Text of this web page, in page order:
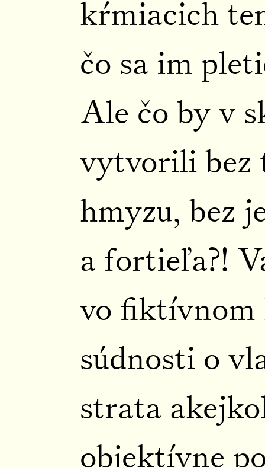
kŕmiacich
čo sa im
Ale čo by v
vytvorili bez
hmyzu, bez
a fortieľa?!
vo fiktívnom
súdnosti o
strata
objektívne